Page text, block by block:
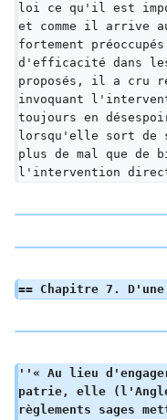
loi ce qu'il est
et comme il arrive
fortement
d'efficacité dans les
proposés, il a cru
invoquant
toujours en
lorsqu'elle sort de
plus de mal que de
l'intervention
== Chapitre 7.
''« Au lieu
patrie, elle
règlements sages